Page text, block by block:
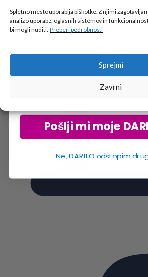
Spletno mesto uporablja piškotke. Z njimi
analizo uporabe, oglasnih sistemov in
bi mogli nuditi. Preberi podrobnosti
Sprejmi
Zavrni
🎁
Vpiši podatke za prejem darila
Pošlji mi moje
Ne, DARILO odstopim